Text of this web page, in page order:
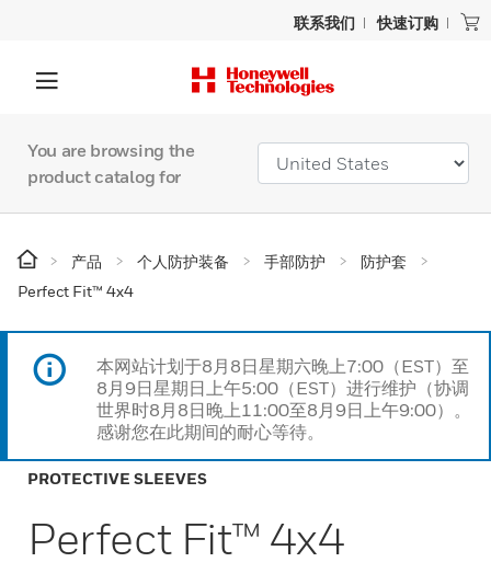
联系我们 快速订购
You are browsing the
product catalog for
产品 个人防护装备 手部防护
防护套
Perfect Fit™ 4x4
本网站计划于8月8日星期六晚上7:00（EST）至
8月9日星期日上午5:00（EST）进行维护（协调
世界时8月8日晚上11:00至8月9日上午9:00）。
感谢您在此期间的耐心等待。
PROTECTIVE SLEEVES
Perfect Fit™ 4x4